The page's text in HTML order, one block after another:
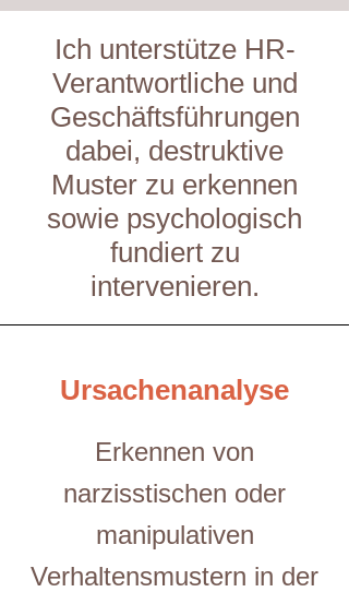
Ich unterstütze HR-
Verantwortliche und
Geschäftsführungen
dabei, destruktive
Muster zu erkennen
sowie psychologisch
fundiert zu
intervenieren.
Ursachenanalyse
Erkennen von
narzisstischen oder
manipulativen
Verhaltensmustern in der